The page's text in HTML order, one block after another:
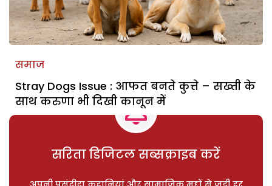
समाज
Stray Dogs Issue : आफत बनते कुत्ते – सख्ती के
साथ करुणा भी दिखी कानून में
सरिता डिजिटल सब्सक्राइब करें